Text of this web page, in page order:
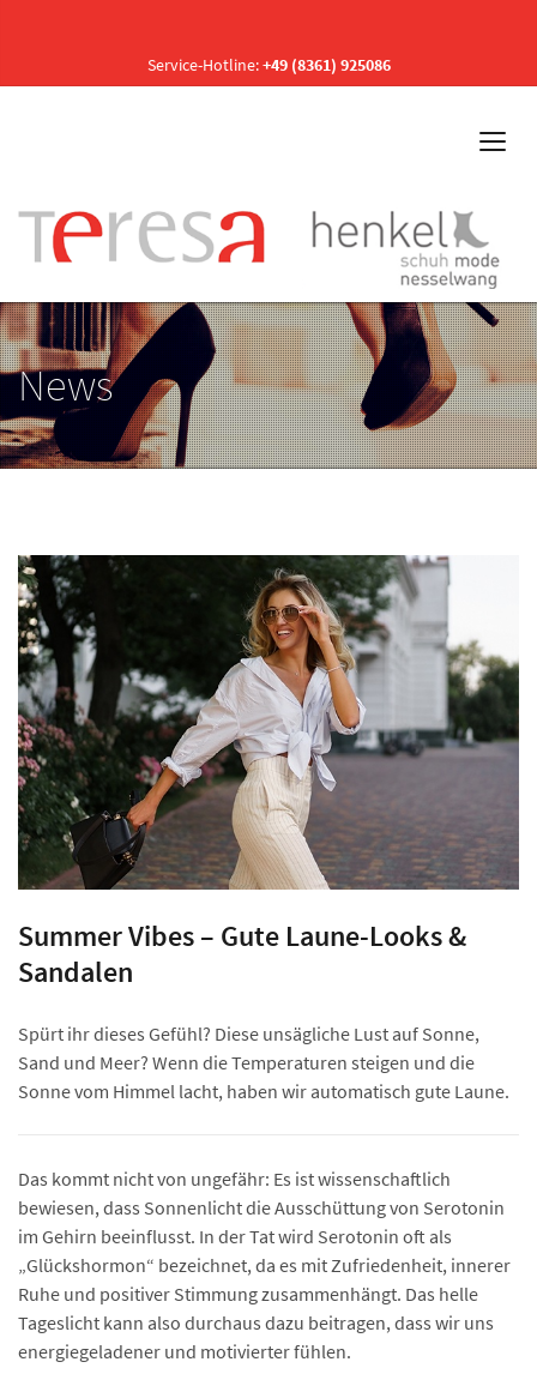
Service-Hotline:+49 (8361) 925086
News
Summer Vibes – Gute Laune-Looks &
Sandalen
Spürt ihr dieses Gefühl? Diese unsägliche Lust auf Sonne,
Sand und Meer? Wenn die Temperaturen steigen und die
Sonne vom Himmel lacht, haben wir automatisch gute Laune.
Das kommt nicht von ungefähr: Es ist wissenschaftlich
bewiesen, dass Sonnenlicht die Ausschüttung von Serotonin
im Gehirn beeinflusst. In der Tat wird Serotonin oft als
„Glückshormon“ bezeichnet, da es mit Zufriedenheit, innerer
Ruhe und positiver Stimmung zusammenhängt. Das helle
Tageslicht kann also durchaus dazu beitragen, dass wir uns
energiegeladener und motivierter fühlen.